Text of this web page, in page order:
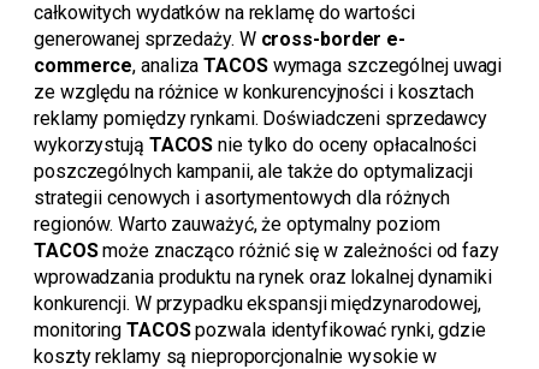
całkowitych wydatków na reklamę do wartości
generowanej sprzedaży. W cross-border e-
commerce, analizaTACOSwymaga szczególnej uwagi
ze względu na różnice w konkurencyjności i kosztach
reklamy pomiędzy rynkami. Doświadczeni sprzedawcy
wykorzystują TACOS nie tylko do oceny opłacalności
poszczególnych kampanii, ale także do optymalizacji
strategii cenowych i asortymentowych dla różnych
regionów. Warto zauważyć, że optymalny poziom
TACOSmoże znacząco różnić się w zależności od fazy
wprowadzania produktu na rynek oraz lokalnej dynamiki
konkurencji. W przypadku ekspansji międzynarodowej,
monitoring TACOSpozwala identyfikować rynki, gdzie
koszty reklamy są nieproporcjonalnie wysokie w